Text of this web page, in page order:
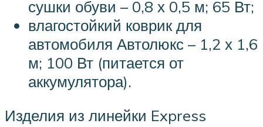
сушки обуви – 0,8 х 0,5 м; 65 Вт;
влагостойкий коврик для
автомобиля Автолюкс – 1,2 х 1,6
м; 100 Вт (питается от
аккумулятора).
Изделия из линейки Express